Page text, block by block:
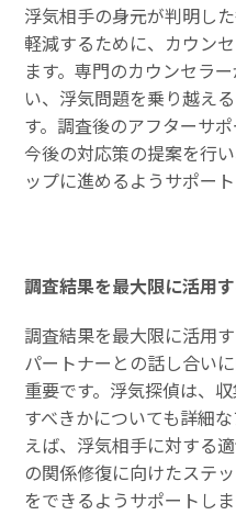
浮気相手の身元が判明し
軽減するために、カウン
ます。専門のカウンセラ
い、浮気問題を乗り越え
す。調査後のアフターサ
今後の対応策の提案を行
ップに進めるようサポート
調査結果を最大限に活用
調査結果を最大限に活用
パートナーとの話し合い
重要です。浮気探偵は、
すべきかについても詳細
えば、浮気相手に対する
の関係修復に向けたステ
をできるようサポートしま